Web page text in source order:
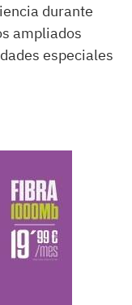
durante
ampliados
especiales